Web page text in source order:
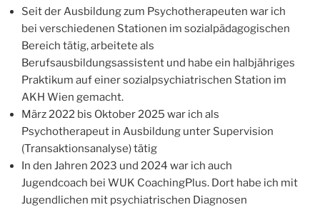
Seit der Ausbildung zum Psychotherapeuten war ich
bei verschiedenen Stationen im sozialpädagogischen
Bereich tätig, arbeitete als
Berufsausbildungsassistent und habe ein halbjähriges
Praktikum auf einer sozialpsychiatrischen Station im
AKH Wien gemacht.
März 2022 bis Oktober 2025 war ich als
Psychotherapeut in Ausbildung unter Supervision
(Transaktionsanalyse) tätig
In den Jahren 2023 und 2024 war ich auch
Jugendcoach bei WUK CoachingPlus. Dort habe ich mit
Jugendlichen mit psychiatrischen Diagnosen